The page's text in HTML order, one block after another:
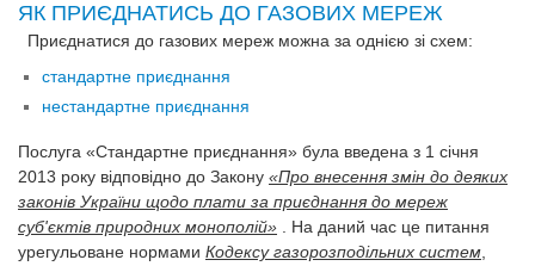
ЯК ПРИЄДНАТИСЬ ДО ГАЗОВИХ МЕРЕЖ
Приєднатися до газових мереж можна за однією зі схем:
стандартне приєднання
нестандартне приєднання
Послуга «Стандартне приєднання» була введена з 1 січня
2013 року відповідно до Закону «Про внесення змін до деяких
законів України щодо плати за приєднання до мереж
суб'єктів природних монополій» . На даний час це питання
урегульоване нормами Кодексу газорозподільних систем